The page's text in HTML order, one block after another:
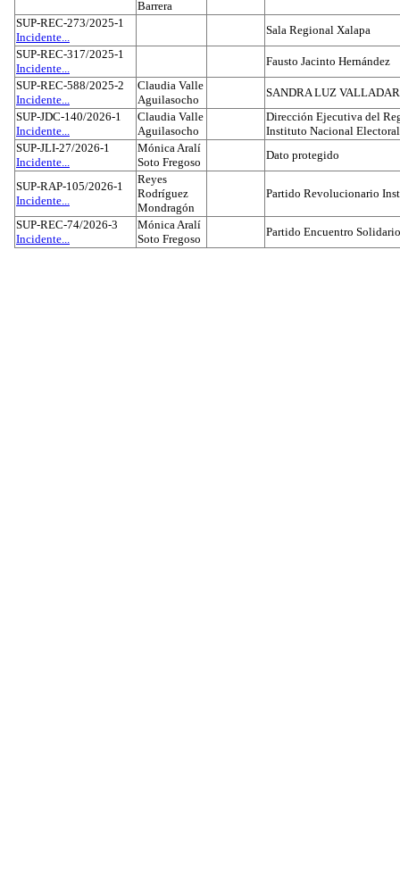
Barrera
SUP-REC-273/2025-1
Incidente...
Sala Regional Xalapa
SUP-REC-317/2025-1
Incidente...
Fausto Jacinto Hernández
SUP-REC-588/2025-2
Incidente...
Claudia Valle
Aguilasocho
SANDRA LUZ
SUP-JDC-140/2026-1
Incidente...
Claudia Valle
Aguilasocho
Dirección Ejecutiva del
Instituto Nacional Electoral
SUP-JLI-27/2026-1
Incidente...
Mónica Aralí
Soto Fregoso
Dato protegido
SUP-RAP-105/2026-1
Incidente...
Reyes
Rodríguez
Mondragón
Partido Revolucionario
SUP-REC-74/2026-3
Incidente...
Mónica Aralí
Soto Fregoso
Partido Encuentro